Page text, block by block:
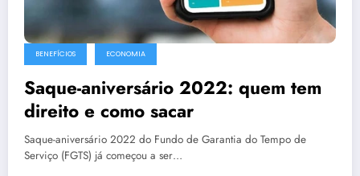
BENEFÍCIOS ECONOMIA
Saque-aniversário 2022: quem tem
direito e como sacar
Saque-aniversário 2022 do Fundo de Garantia do Tempo de
Serviço (FGTS) já começou a ser…